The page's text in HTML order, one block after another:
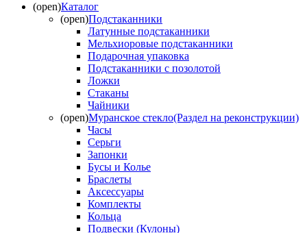
(open)Каталог
(open)Подстаканники
Латунные подстаканники
Мельхиоровые подстаканники
Подарочная упаковка
Подстаканники с позолотой
Ложки
Стаканы
Чайники
(open)Муранское стекло(Раздел на реконструкции)
Часы
Серьги
Запонки
Бусы и Колье
Браслеты
Аксессуары
Комплекты
Кольца
Подвески (Кулоны)